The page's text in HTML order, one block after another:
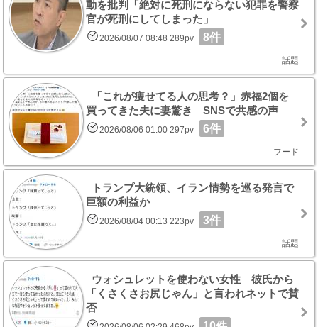
動を批判「絶対に死刑にならない犯罪を警察
官が死刑にしてしまった」
2026/08/07 08:48 289pv 8件
話題
「これが痩せてる人の思考？」赤福2個を
買ってきた夫に妻驚き SNSで共感の声
2026/08/06 01:00 297pv 6件
フード
トランプ大統領、イラン情勢を巡る発言で
巨額の利益か
2026/08/04 00:13 223pv 3件
話題
ウォシュレットを使わない女性 彼氏から
「くさくさお尻じゃん」と言われネットで賛
否